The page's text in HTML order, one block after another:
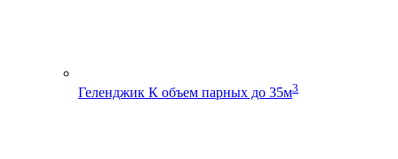
Геленджик К объем парных до 35м3